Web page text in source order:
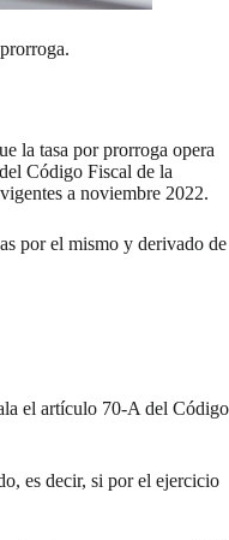
la tasa por prorroga opera
Código Fiscal de la
a noviembre 2022.
por el mismo y derivado de
el artículo 70-A del Código
es decir, si por el ejercicio